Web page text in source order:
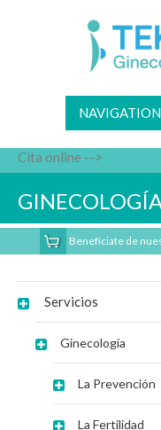
NAVIGATION
Cita online -->
Benefíciate de
Servicios
Ginecología
La Prevención
La Fertilidad